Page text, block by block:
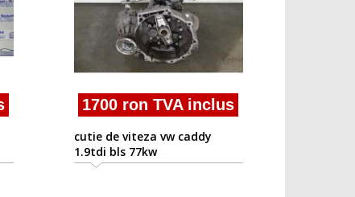
1700 ron TVA inclus
cutie de viteza vw caddy
1.9tdi bls 77kw